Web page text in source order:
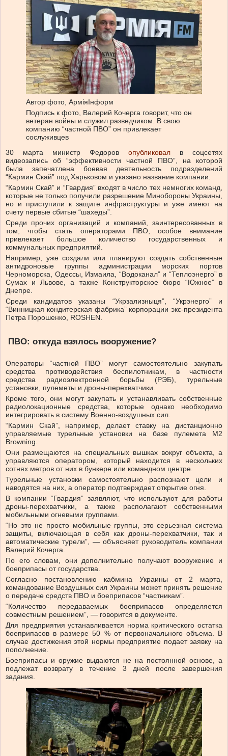
Автор фото, АрміяІнформ
Подпись к фото, Валерий Кочерга говорит, что он
ветеран войны и служил разведчиком. В свою
компанию “частной ПВО” он привлекает
сослуживцев
30 марта министр Федоров опубликовал в соцсетях
видеозапись об “эффективности частной ПВО”, на которой
была запечатлена боевая деятельность подразделений
“Кармин Скай” под Харьковом и указано название компании.
“Кармин Скай” и “Гвардия” входят в число тех немногих команд,
которые не только получили разрешение Минобороны Украины,
но и приступили к защите инфраструктуры и уже имеют на
счету первые сбитые “шахеды”.
Среди прочих организаций и компаний, заинтересованных в
том, чтобы стать операторами ПВО, особое внимание
привлекает большое количество государственных и
коммунальных предприятий.
Например, уже создали или планируют создать собственные
антидроновые группы администрации морских портов
Черноморска, Одессы, Измаила, “Водоканал” и “Теплоэнерго” в
Сумах и Львове, а также Конструкторское бюро “Южное” в
Днепре.
Среди кандидатов указаны “Укрзализныця”, “Укрэнерго” и
“Винницкая кондитерская фабрика” корпорации экс-президента
Петра Порошенко, ROSHEN.
ПВО: откуда взялось вооружение?
Операторы “частной ПВО” могут самостоятельно закупать
средства противодействия беспилотникам, в частности
средства радиоэлектронной борьбы (РЭБ), турельные
установки, пулеметы и дроны-перехватчики.
Кроме того, они могут закупать и устанавливать собственные
радиолокационные средства, которые однако необходимо
интегрировать в систему Военно-воздушных сил.
“Кармин Скай”, например, делает ставку на дистанционно
управляемые турельные установки на базе пулемета M2
Browning.
Они размещаются на специальных вышках вокруг объекта, а
управляются оператором, который находится в нескольких
сотнях метров от них в бункере или командном центре.
Турельные установки самостоятельно распознают цели и
наводятся на них, а оператор подтверждает открытие огня.
В компании “Гвардия” заявляют, что используют для работы
дроны-перехватчики, а также располагают собственными
мобильными огневыми группами.
“Но это не просто мобильные группы, это серьезная система
защиты, включающая в себя как дроны-перехватчики, так и
автоматические турели”, — объясняет руководитель компании
Валерий Кочерга.
По его словам, они дополнительно получают вооружение и
боеприпасы от государства.
Согласно постановлению кабмина Украины от 2 марта,
командование Воздушных сил Украины может принять решение
о передаче средств ПВО и боеприпасов “частникам”.
“Количество передаваемых боеприпасов определяется
совместным решением”, — говорится в документе.
Для предприятия устанавливается норма критического остатка
боеприпасов в размере 50 % от первоначального объема. В
случае достижения этой нормы предприятие подает заявку на
пополнение.
Боеприпасы и оружие выдаются не на постоянной основе, а
подлежат возврату в течение 3 дней после завершения
задания.